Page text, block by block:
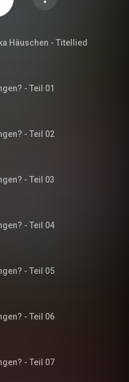
Häuschen - Titellied
- Teil 01
- Teil 02
- Teil 03
- Teil 04
- Teil 05
- Teil 06
- Teil 07